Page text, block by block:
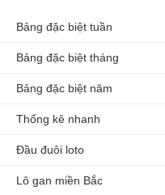
Bảng đặc biệt tuần
Bảng đặc biệt tháng
Bảng đặc biệt năm
Thống kê nhanh
Đầu đuôi loto
Lô gan miền Bắc